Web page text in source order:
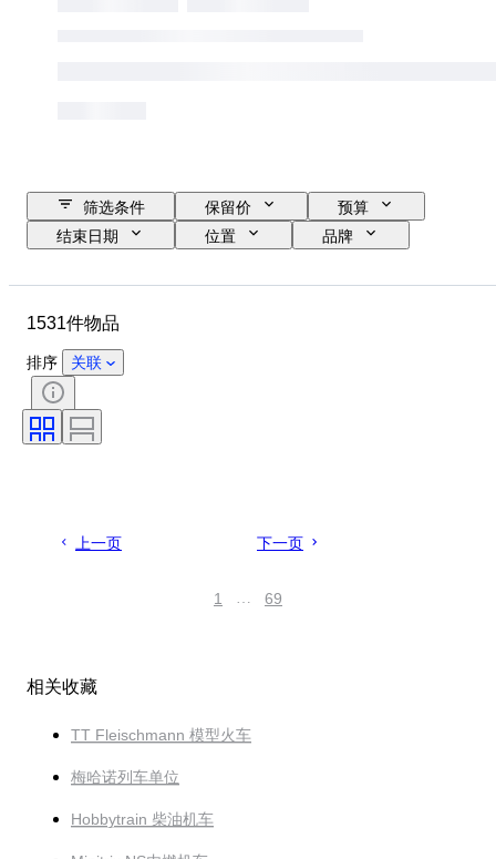
筛选条件 保留价
预算
结束日期
位置
品牌
课题
比例
铁路公司
原创作品／复制品
1531件物品
排序 关联
上一页 下一页
1 … 69
相关收藏
TT Fleischmann 模型火车
梅哈诺列车单位
Hobbytrain 柴油机车